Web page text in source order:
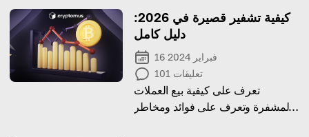
كيفية تشفير قصيرة في 2026:
دليل كامل
16 فبراير 2024
101 تعليقات
تعرف على كيفية بيع العملات
المشفرة وتعرف على فوائد ومخاطر